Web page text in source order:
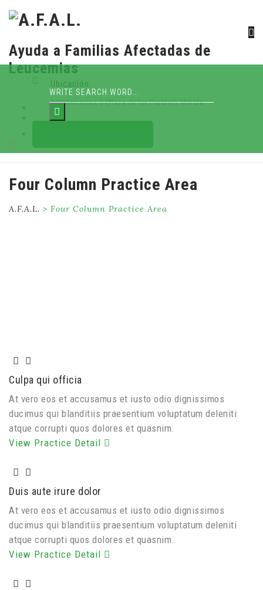
Ayuda a Familias Afectadas de
Leucemias
Ubicación:
C/ Villamesías, 3 (Plaza de los Pueblos), Mérida
to
Four Column Practice Area
A.F.A.L. > Four Column Practice Area
Culpa qui officia
At vero eos et accusamus et iusto odio dignissimos
ducimus qui blanditiis praesentium voluptatum deleniti
atque corrupti quos dolores et quasnim.
View Practice Detail
Duis aute irure dolor
At vero eos et accusamus et iusto odio dignissimos
ducimus qui blanditiis praesentium voluptatum deleniti
atque corrupti quos dolores et quasnim.
View Practice Detail